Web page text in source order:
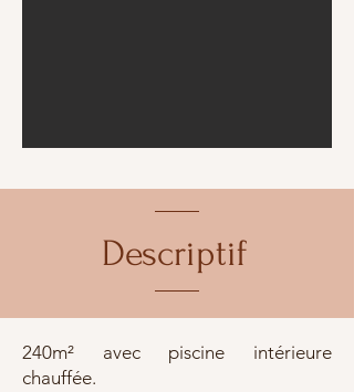
Descriptif
240m² avec piscine intérieure
chauffée.